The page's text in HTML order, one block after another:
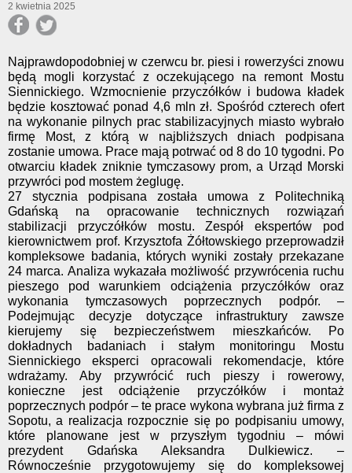
2 kwietnia 2025
Najprawdopodobniej w czerwcu br. piesi i rowerzyści znowu
będą mogli korzystać z oczekującego na remont Mostu
Siennickiego. Wzmocnienie przyczółków i budowa kładek
będzie kosztować ponad 4,6 mln zł. Spośród czterech ofert
na wykonanie pilnych prac stabilizacyjnych miasto wybrało
firmę Most, z którą w najbliższych dniach podpisana
zostanie umowa. Prace mają potrwać od 8 do 10 tygodni. Po
otwarciu kładek zniknie tymczasowy prom, a Urząd Morski
przywróci pod mostem żeglugę.
27 stycznia podpisana została umowa z Politechniką
Gdańską na opracowanie technicznych rozwiązań
stabilizacji przyczółków mostu. Zespół ekspertów pod
kierownictwem prof. Krzysztofa Żółtowskiego przeprowadził
kompleksowe badania, których wyniki zostały przekazane
24 marca. Analiza wykazała możliwość przywrócenia ruchu
pieszego pod warunkiem odciążenia przyczółków oraz
wykonania tymczasowych poprzecznych podpór. –
Podejmując decyzje dotyczące infrastruktury zawsze
kierujemy się bezpieczeństwem mieszkańców. Po
dokładnych badaniach i stałym monitoringu Mostu
Siennickiego eksperci opracowali rekomendacje, które
wdrażamy. Aby przywrócić ruch pieszy i rowerowy,
konieczne jest odciążenie przyczółków i montaż
poprzecznych podpór – te prace wykona wybrana już firma z
Sopotu, a realizacja rozpocznie się po podpisaniu umowy,
które planowane jest w przyszłym tygodniu – mówi
prezydent Gdańska Aleksandra Dulkiewicz. –
Równocześnie przygotowujemy się do kompleksowej